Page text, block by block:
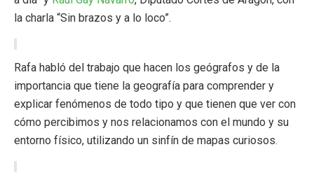
la charla “Sin brazos y a lo loco”.
Rafa habló del trabajo que hacen los geógrafos y de la
importancia que tiene la geografía para comprender y
explicar fenómenos de todo tipo y que tienen que ver con
cómo percibimos y nos relacionamos con el mundo y su
entorno físico, utilizando un sinfín de mapas curiosos.